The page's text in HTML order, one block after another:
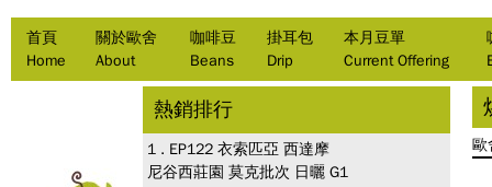
首頁
Home
關於歐舍
About
咖啡豆
Beans
掛耳包
Drip
本月豆單
Current Offering
熱銷排行
1 . EP122 衣索匹亞 西達摩
尼谷西莊園 莫克批次 日曬 G1
歐